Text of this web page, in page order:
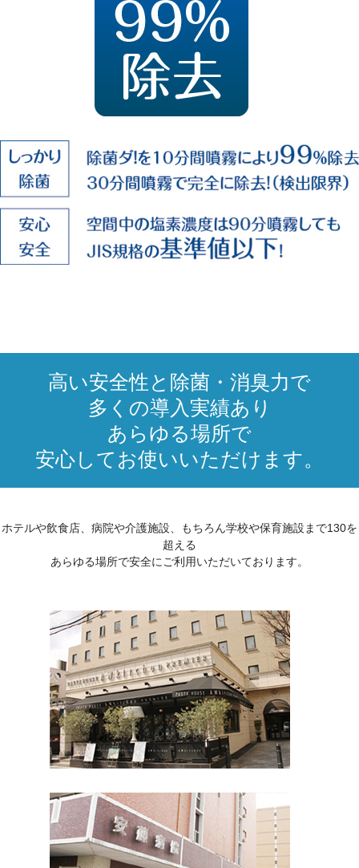
高い安全性と除菌・消臭力で
多くの導入実績あり
あらゆる場所で
安心してお使いいただけます。
ホテルや飲食店、病院や介護施設、もちろん学校や保育施設まで130を
超える
あらゆる場所で安全にご利用いただいております。